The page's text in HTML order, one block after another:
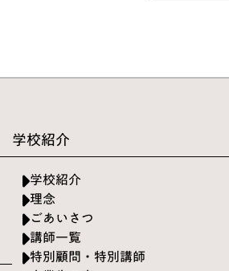
学校紹介
学校紹介
理念
ごあいさつ
講師一覧
特別顧問・特別講師